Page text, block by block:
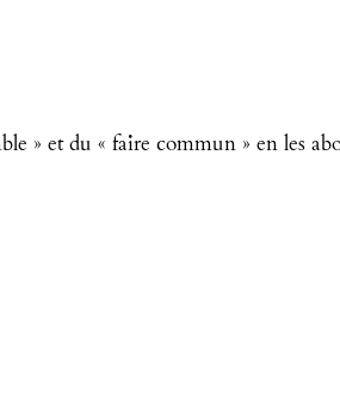
» et du « faire commun » en les